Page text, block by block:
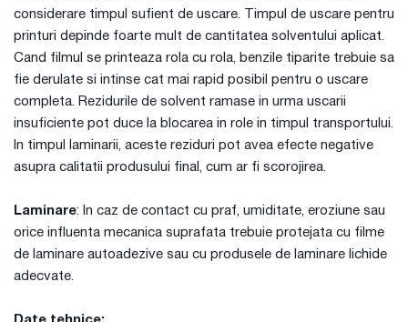
considerare timpul sufient de uscare. Timpul de uscare pentru
printuri depinde foarte mult de cantitatea solventului aplicat.
Cand filmul se printeaza rola cu rola, benzile tiparite trebuie sa
fie derulate si intinse cat mai rapid posibil pentru o uscare
completa. Rezidurile de solvent ramase in urma uscarii
insuficiente pot duce la blocarea in role in timpul transportului.
In timpul laminarii, aceste reziduri pot avea efecte negative
asupra calitatii produsului final, cum ar fi scorojirea.
Laminare: In caz de contact cu praf, umiditate, eroziune sau
orice influenta mecanica suprafata trebuie protejata cu filme
de laminare autoadezive sau cu produsele de laminare lichide
adecvate.